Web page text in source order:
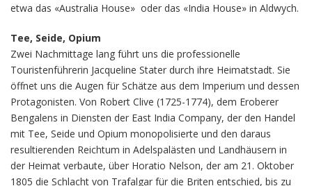
etwa das «Australia House» oder das «India House» in Aldwych.
Tee, Seide, Opium
Zwei Nachmittage lang führt uns die professionelle
Touristenführerin Jacqueline Stater durch ihre Heimatstadt. Sie
öffnet uns die Augen für Schätze aus dem Imperium und dessen
Protagonisten. Von Robert Clive (1725-1774), dem Eroberer
Bengalens in Diensten der East India Company, der den Handel
mit Tee, Seide und Opium monopolisierte und den daraus
resultierenden Reichtum in Adelspalästen und Landhäusern in
der Heimat verbaute, über Horatio Nelson, der am 21. Oktober
1805 die Schlacht von Trafalgar für die Briten entschied, bis zu